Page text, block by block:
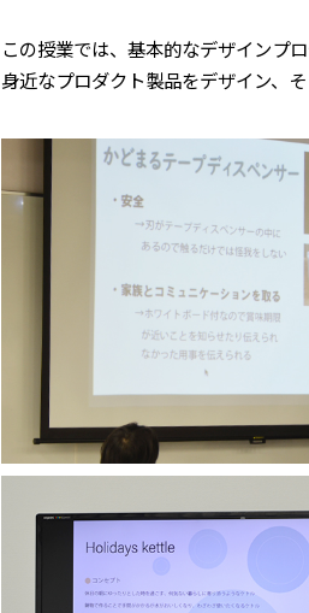
この授業では、基本的なデザインプロ
身近なプロダクト製品をデザイン、